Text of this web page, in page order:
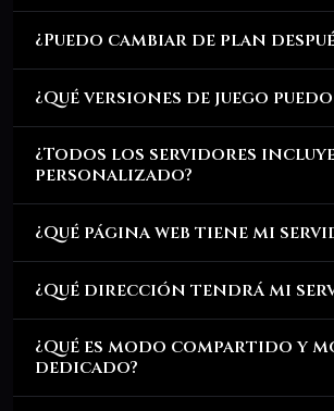
¿Puedo cambiar de plan
¿Qué versiones de juego
¿Todos los servidores
personalizado?
¿Qué página web tiene mi
¿Qué dirección tendrá mi
¿Qué es modo compartido y
dedicado?